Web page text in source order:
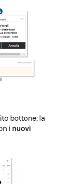
bottone; la
i nuovi